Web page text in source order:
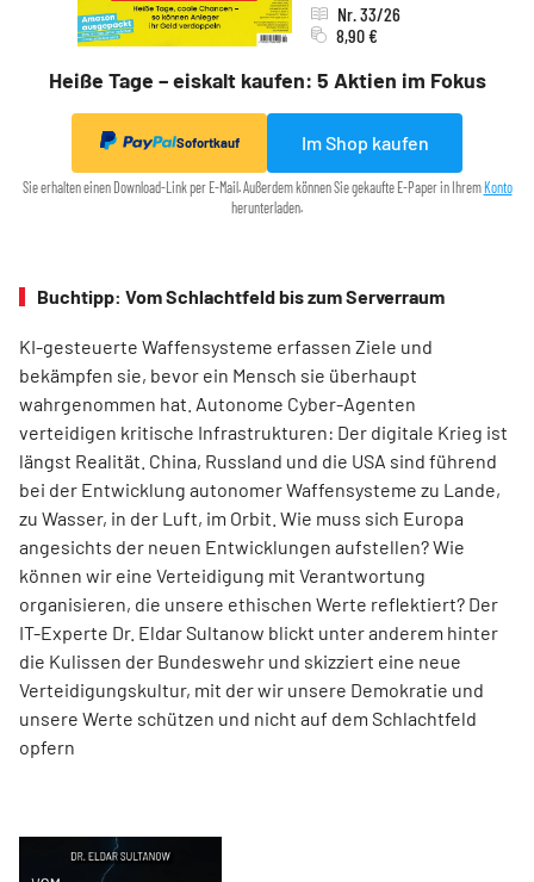
Heiße Tage – eiskalt kaufen: 5 Aktien im Fokus
Nr. 33/26
8,90 €
Sofortkauf Im Shop kaufen
Sie erhalten einen Download-Link per E-Mail. Außerdem können Sie gekaufte E-Paper in Ihrem Konto
herunterladen.
Buchtipp: Vom Schlachtfeld bis zum Serverraum
KI-gesteuerte Waffensysteme erfassen Ziele und
bekämpfen sie, bevor ein Mensch sie überhaupt
wahrgenommen hat. Autonome Cyber-Agenten
verteidigen kritische Infrastrukturen: Der digitale Krieg ist
längst Realität. China, Russland und die USA sind führend
bei der Entwicklung autonomer Waffensysteme zu Lande,
zu Wasser, in der Luft, im Orbit. Wie muss sich Europa
angesichts der neuen Entwicklungen aufstellen? Wie
können wir eine Verteidigung mit Verantwortung
organisieren, die unsere ethischen Werte reflektiert? Der
IT-Experte Dr. Eldar Sultanow blickt unter anderem hinter
die Kulissen der Bundeswehr und skizziert eine neue
Verteidigungskultur, mit der wir unsere Demokratie und
unsere Werte schützen und nicht auf dem Schlachtfeld
opfern